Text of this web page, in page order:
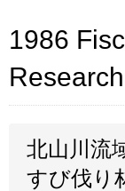
1986
北山川流
すび伐り